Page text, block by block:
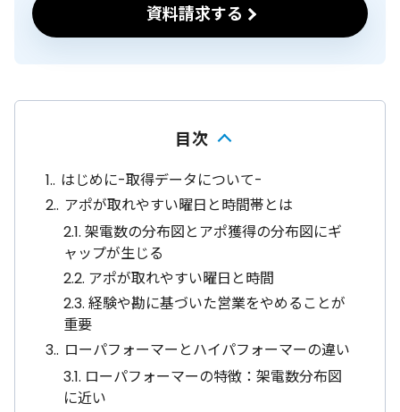
資料請求する
目次
1. はじめに-取得データについて-
2. アポが取れやすい曜日と時間帯とは
2.1. 架電数の分布図とアポ獲得の分布図にギ
ャップが生じる
2.2. アポが取れやすい曜日と時間
2.3. 経験や勘に基づいた営業をやめることが
重要
3. ローパフォーマーとハイパフォーマーの違い
3.1. ローパフォーマーの特徴：架電数分布図
に近い